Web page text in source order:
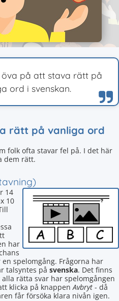
på att stava rätt på
ord i svenskan.
rätt på vanliga ord
folk ofta stavar fel på. I det här
dem rätt.
14
10
har
spelomgång. Frågorna har
talsyntes på svenska. Det finns
rätta svar har spelomgången
klicka på knappenAvbryt - då
får försöka klara nivån igen.